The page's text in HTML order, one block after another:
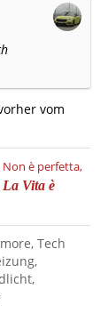
vom
Non è perfetta,
La Vita è
Tech